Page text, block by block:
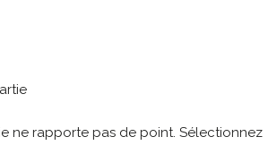
ne rapporte pas de point. Sélectionnez